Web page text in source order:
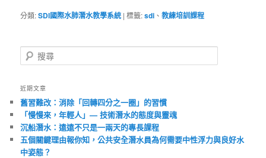
分類:SDI國際水肺潛水教學系統 |標籤:sdi 、教練培訓課程
搜
尋
近期文章
舊習難改：消除「回轉四分之一圈」的習慣
「慢慢來，年輕人」— 技術潛水的態度與靈魂
沉船潛水：遠遠不只是一兩天的專長課程
五個關鍵理由報你知，公共安全潛水員為何需要中性浮力與良好水
中姿態？